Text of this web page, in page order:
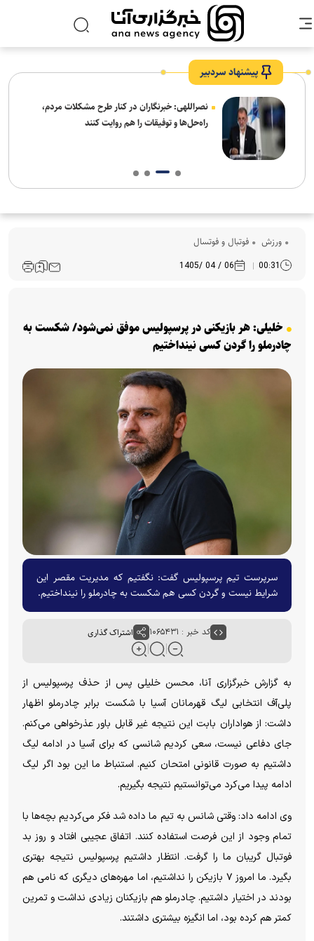
پیشنهاد سردبیر
نصراللهی: خبرنگاران در کنار طرح مشکلات مردم،
راه‌حل‌ها و توفیقات را هم روایت کنند
ورزش فوتبال و فوتسال
00:31
06 / 04 /1405
خلیلی: هر بازیکنی در پرسپولیس موفق نمی‌شود/ شکست به
چادرملو را گردن کسی نینداختیم
سرپرست تیم پرسپولیس گفت: نگفتیم که مدیریت مقصر این
شرایط نیست و گردن کسی هم شکست به چادرملو را نینداختیم.
کد خبر : ۱۰۶۵۴۳۱ اشتراک گذاری
به گزارش خبرگزاری آنا، محسن خلیلی پس از حذف پرسپولیس از
پلی‌آف انتخابی لیگ قهرمانان آسیا با شکست برابر چادرملو اظهار
داشت: از هواداران بابت این نتیجه غیر قابل باور عذرخواهی می‌کنم.
جای دفاعی نیست، سعی کردیم شانسی که برای آسیا در ادامه لیگ
داشتیم به صورت قانونی امتحان کنیم. استنباط ما این بود اگر لیگ
ادامه پیدا می‌کرد می‌توانستیم نتیجه بگیریم.
وی ادامه داد: وقتی شانس به تیم ما داده شد فکر می‌کردیم بچه‌ها با
تمام وجود از این فرصت استفاده کنند. اتفاق عجیبی افتاد و روز بد
فوتبال گریبان ما را گرفت. انتظار داشتیم پرسپولیس نتیجه بهتری
بگیرد. ما امروز ۷ بازیکن را نداشتیم، اما مهره‌های دیگری که نامی هم
بودند در اختیار داشتیم. چادرملو هم بازیکنان زیادی نداشت و تمرین
کمتر هم کرده بود، اما انگیزه بیشتری داشتند.